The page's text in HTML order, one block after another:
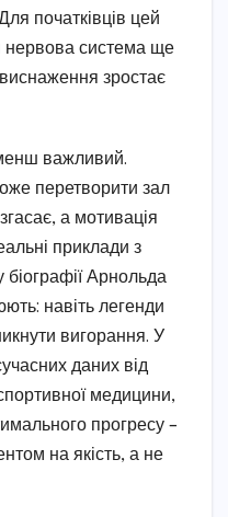
початківців цей
нервова система ще
зростає
важливий.
перетворити зал
а мотивація
приклади з
Арнольда
навіть легенди
вигорання. У
даних від
медицини,
прогресу –
на якість, а не